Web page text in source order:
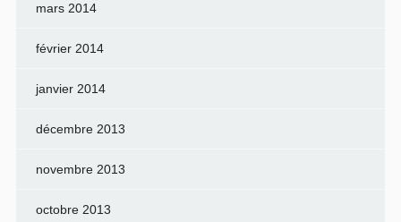
mars 2014
février 2014
janvier 2014
décembre 2013
novembre 2013
octobre 2013